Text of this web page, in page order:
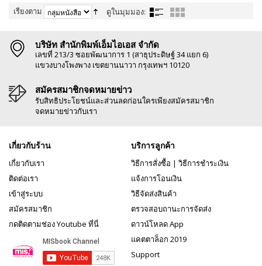
เรียงตาม ดูในมุมมอง:
บริษัท สำนักพิมพ์เอ็มไอเอส จำกัด
เลขที่ 213/3 ซอยพัฒนาการ 1 (สาธุประดิษฐ์ 34 แยก 6)
แขวงบางโพงพาง เขตยานนาวา กรุงเทพฯ 10120
สมัครสมาชิกจดหมายข่าว
รับสิทธิประโยชน์และส่วนลดก่อนใครเพียงสมัครสมาชิก
จดหมายข่าวกับเรา
เกี่ยวกับร้าน
เกี่ยวกับเรา
ติดต่อเรา
เข้าสู่ระบบ
สมัครสมาชิก
กดติดตามช่อง Youtube ที่นี่
บริการลูกค้า
วิธีการสั่งซื้อ | วิธีการชำระเงิน
แจ้งการโอนเงิน
วิธีจัดส่งสินค้า
ตรวจสอบถานะการจัดส่ง
ดาวน์โหลด App
แคตตาล็อก 2019
Support